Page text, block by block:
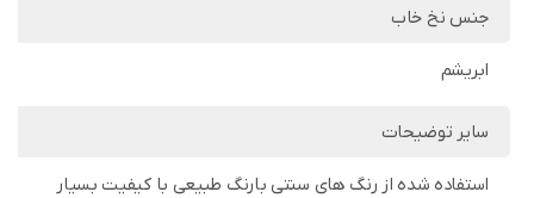
جنس نخ خاب
ابریشم
سایر توضیحات
استفاده شده از رنگ های سنتی بارنگ طبیعی با کیفیت بسیار